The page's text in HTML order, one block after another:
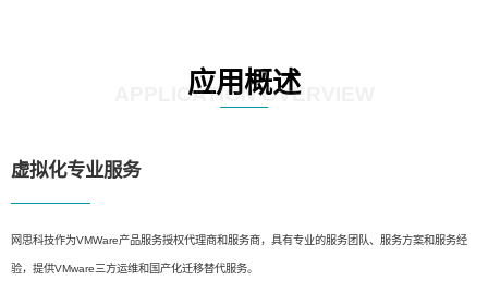
应用概述
APPLICATION OVERVIEW
虚拟化专业服务
网思科技作为VMWare产品服务授权代理商和服务商，具有专业的服务团队、服务方案和服务经
验，提供VMware三方运维和国产化迁移替代服务。